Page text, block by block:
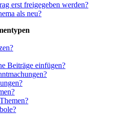
erst freigegeben werden?
als neu?
Beiträge einfügen?